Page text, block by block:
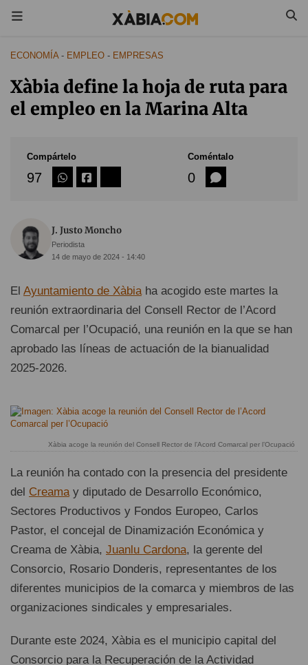
ECONOMÍA- EMPLEO - EMPRESAS
Xàbia define la hoja de ruta para
el empleo en la Marina Alta
Compártelo
97
Coméntalo
0
J. Justo Moncho
Periodista
14 de mayo de 2024 - 14:40
El Ayuntamiento de Xàbiaha acogido este martes la
reunión extraordinaria del Consell Rector de l’Acord
Comarcal per l’Ocupació, una reunión en la que se han
aprobado las líneas de actuación de la bianualidad
2025-2026.
Xàbia acoge la reunión del Consell Rector de l’Acord Comarcal per l’Ocupació
La reunión ha contado con la presencia del presidente
del Creamay diputado de Desarrollo Económico,
Sectores Productivos y Fondos Europeo, Carlos
Pastor, el concejal de Dinamización Económica y
Creama de Xàbia, Juanlu Cardona, la gerente del
Consorcio, Rosario Donderis, representantes de los
diferentes municipios de la comarca y miembros de las
organizaciones sindicales y empresariales.
Durante este 2024, Xàbia es el municipio capital del
Consorcio para la Recuperación de la Actividad